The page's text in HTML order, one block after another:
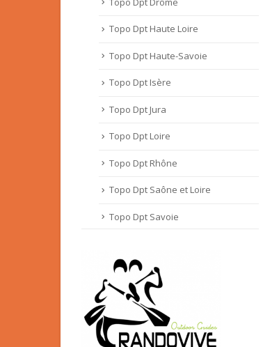
Topo Dpt Haute Loire
Topo Dpt Haute-Savoie
Topo Dpt Isère
Topo Dpt Jura
Topo Dpt Loire
Topo Dpt Rhône
Topo Dpt Saône et Loire
Topo Dpt Savoie